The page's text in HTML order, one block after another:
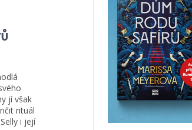
jí však
rituál
i její